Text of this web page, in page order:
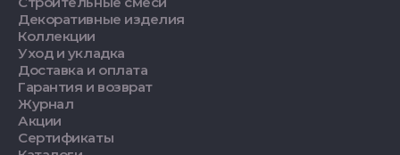
Декоративные изделия
Коллекции
Уход и укладка
Доставка и оплата
Гарантия и возврат
Журнал
Акции
Сертификаты